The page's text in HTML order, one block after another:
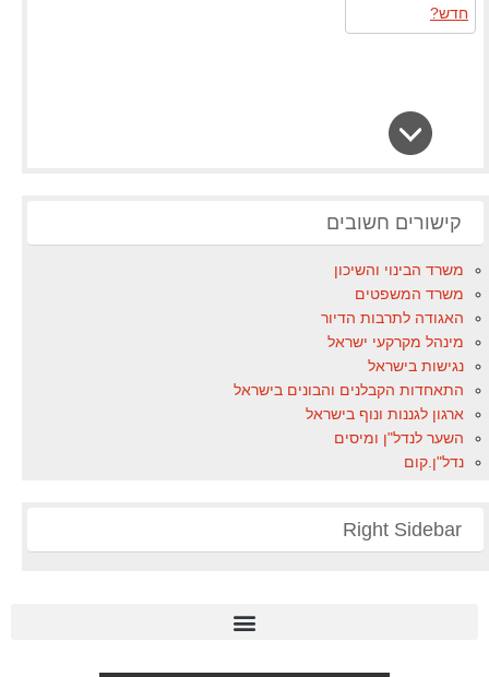
קישורים חשובים
משרד הבינוי והשיכון
משרד המשפטים
האגודה לתרבות הדיור
מינהל מקרקעי ישראל
נגישות בישראל
התאחדות הקבלנים והבונים בישראל
ארגון לגננות ונוף בישראל
השער לנדל"ן ומיסים
נדל"ן.קום
Right Sidebar